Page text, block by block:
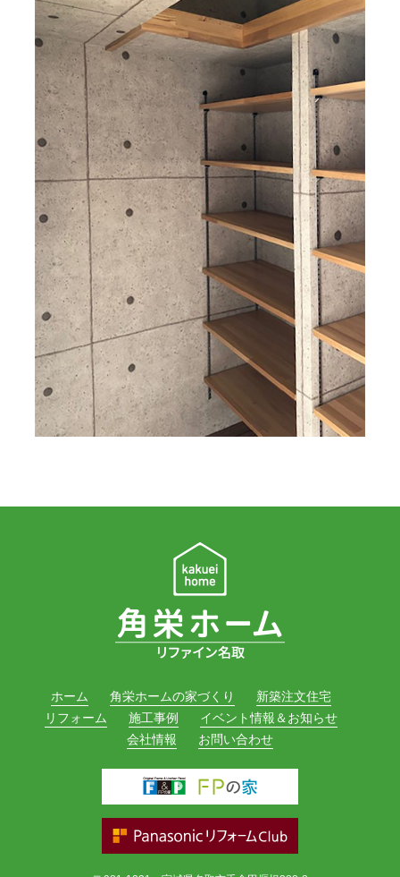
ホーム 角栄ホームの家づくり
新築注文住宅
リフォーム
施工事例
イベント情報＆お知らせ
会社情報
お問い合わせ